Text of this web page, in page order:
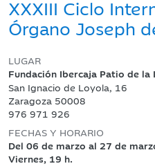
XXXIII Ciclo
Órgano Joseph
LUGAR
Fundación Ibercaja Patio de la
San Ignacio de Loyola, 16
Zaragoza 50008
976 971 926
FECHAS Y HORARIO
Del 06 de marzo al 27 de
Viernes, 19 h.